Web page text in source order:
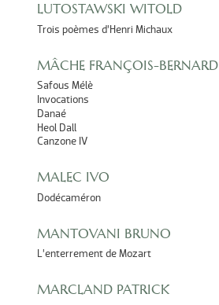
LUTOSTAWSKI WITOLD
Trois poèmes d’Henri Michaux
MÂCHE FRANÇOIS-BERNARD
Safous Mélè
Invocations
Danaé
Heol Dall
Canzone IV
MALEC IVO
Dodécaméron
MANTOVANI BRUNO
L’enterrement de Mozart
MARCLAND PATRICK